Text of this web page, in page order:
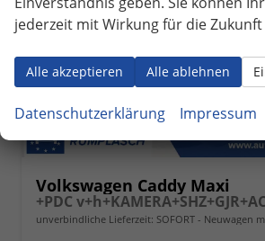
Volkswagen Caddy Maxi
unverbindliche Lieferzeit: SOFORT Neuwagen
jederzeit mit Wirkung für die
Alle akzeptieren Alle ablehnen
Datenschutzerklärung Impressum